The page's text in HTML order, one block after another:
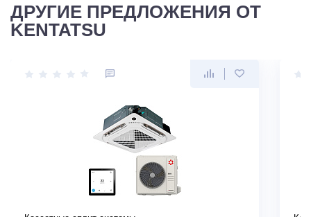
ДРУГИЕ ПРЕДЛОЖЕНИЯ ОТ
KENTATSU